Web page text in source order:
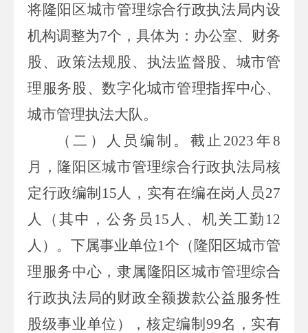
将隆阳区城市管理综合行政执法局内设
机构调整为7个，具体为：办公室、财务
股、政策法规股、执法监督股、城市管
理服务股、数字化城市管理指挥中心、
城市管理执法大队。
（二）人员编制。 截止 2023 年8
月，隆阳区城市管理综合行政执法局核
定行政编制 15人，实有在编在岗人员27
人（其中，公务员 15 人、机关工勤 12
人）。下属事业单位1个（隆阳区城市管
理服务中心，隶属隆阳区城市管理综合
行政执法局的财政全额拨款公益服务性
股级事业单位），核定编制 99名，实有